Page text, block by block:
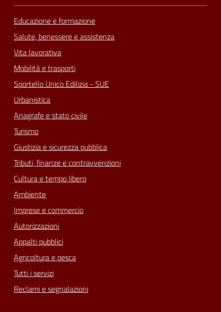
Educazione e formazione
Salute, benessere e assistenza
Vita lavorativa
Mobilità e trasporti
Sportello Unico Edilizia - SUE
Urbanistica
Anagrafe e stato civile
Turismo
Giustizia e sicurezza pubblica
Tributi, finanze e contravvenzioni
Cultura e tempo libero
Ambiente
Imprese e commercio
Autorizzazioni
Appalti pubblici
Agricoltura e pesca
Tutti i servizi
Reclami e segnalazioni